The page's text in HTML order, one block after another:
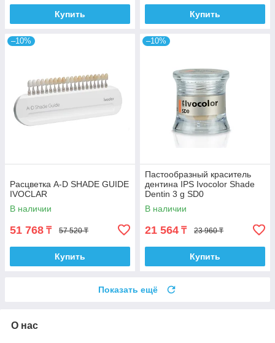
Купить Купить
–10%
Расцветка A-D SHADE GUIDE
IVOCLAR
В наличии
51 768 ₸ 57 520 ₸
Купить
–10%
Пастообразный краситель
дентина IPS Ivocolor Shade
Dentin 3 g SD0
В наличии
21 564 ₸ 23 960 ₸
Купить
Показать ещё
О нас